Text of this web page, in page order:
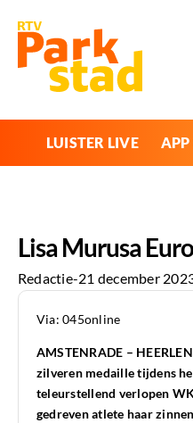
LUISTER LIVE APP
Lisa Murusa
Redactie-21 december
Via: 045online
AMSTENRADE –
zilveren medaille tijdens
teleurstellend verlopen
gedreven atlete haar